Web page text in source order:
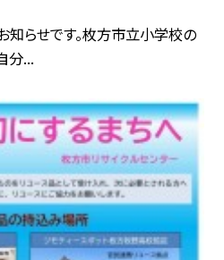
らせです。枚方市立小学校の
分...